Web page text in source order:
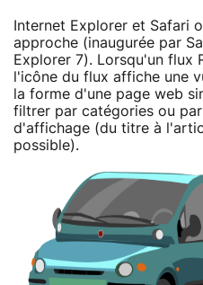
Internet Explorer et Safari
approche (inaugurée par
Explorer 7). Lorsqu'un flux
l'icône du flux affiche une
la forme d'une page web
filtrer par catégories ou par
d'affichage (du titre à
possible).